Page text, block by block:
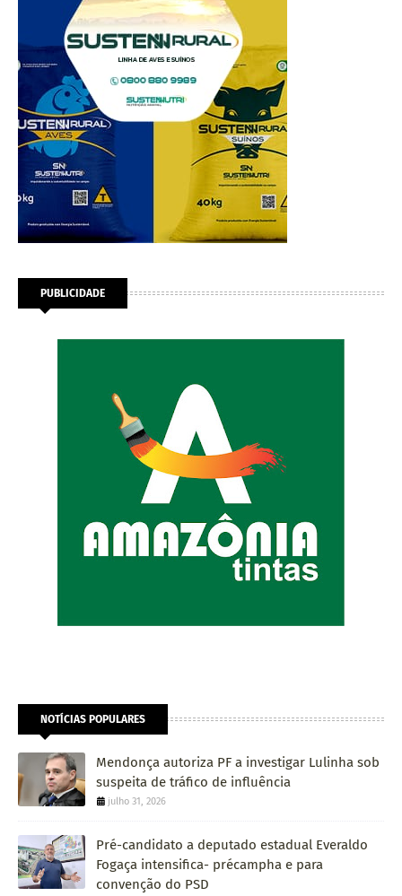
PUBLICIDADE
NOTÍCIAS POPULARES
Mendonça autoriza PF a investigar Lulinha sob
suspeita de tráfico de influência
julho 31, 2026
Pré-candidato a deputado estadual Everaldo
Fogaça intensifica- précampha e para
convenção do PSD